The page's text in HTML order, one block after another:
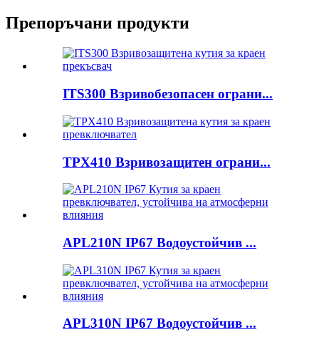
Препоръчани продукти
ITS300 Взривобезопасен ограни...
TPX410 Взривозащитен ограни...
APL210N IP67 Водоустойчив ...
APL310N IP67 Водоустойчив ...